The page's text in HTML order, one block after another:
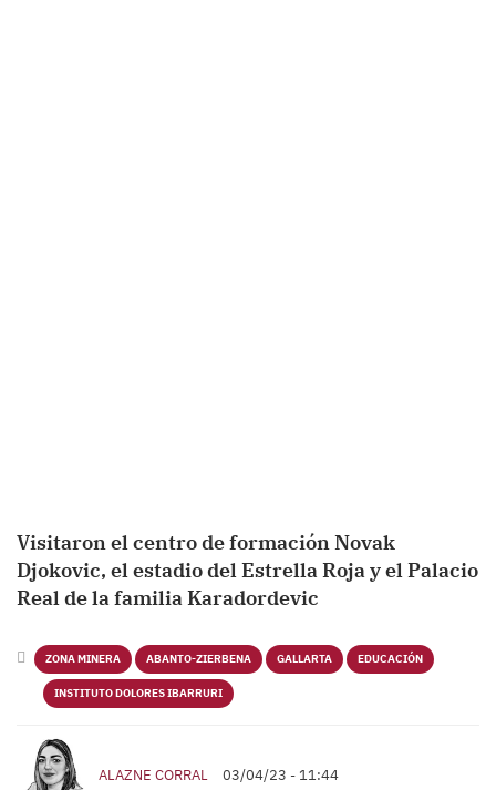
Visitaron el centro de formación Novak
Djokovic, el estadio del Estrella Roja y el Palacio
Real de la familia Karadordevic
ZONA MINERA ABANTO-ZIERBENA GALLARTA EDUCACIÓN
INSTITUTO DOLORES IBARRURI
ALAZNE CORRAL 03/04/23 - 11:44